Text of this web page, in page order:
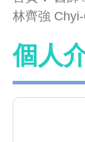
林齊強
個人